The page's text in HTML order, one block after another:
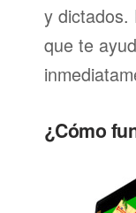
y dictados.
que te
¿Cómo